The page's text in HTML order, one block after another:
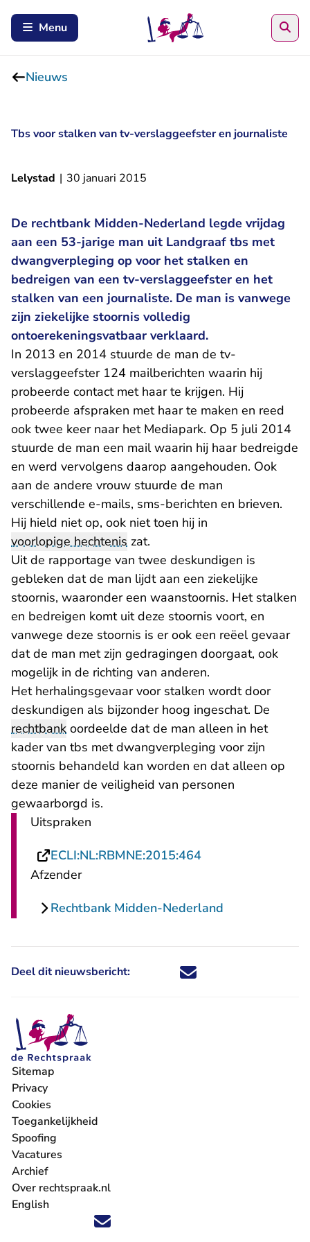
Menu
Nieuws
Tbs voor stalken van tv-verslaggeefster en journaliste
Lelystad | 30 januari 2015
De rechtbank Midden-Nederland legde vrijdag
aan een 53-jarige man uit Landgraaf tbs met
dwangverpleging op voor het stalken en
bedreigen van een tv-verslaggeefster en het
stalken van een journaliste. De man is vanwege
zijn ziekelijke stoornis volledig
ontoerekeningsvatbaar verklaard.
In 2013 en 2014 stuurde de man de tv-
verslaggeefster 124 mailberichten waarin hij
probeerde contact met haar te krijgen. Hij
probeerde afspraken met haar te maken en reed
ook twee keer naar het Mediapark. Op 5 juli 2014
stuurde de man een mail waarin hij haar bedreigde
en werd vervolgens daarop aangehouden. Ook
aan de andere vrouw stuurde de man
verschillende e-mails, sms-berichten en brieven.
Hij hield niet op, ook niet toen hij in
voorlopige hechtenis zat.
Uit de rapportage van twee deskundigen is
gebleken dat de man lijdt aan een ziekelijke
stoornis, waaronder een waanstoornis. Het stalken
en bedreigen komt uit deze stoornis voort, en
vanwege deze stoornis is er ook een reëel gevaar
dat de man met zijn gedragingen doorgaat, ook
mogelijk in de richting van anderen.
Het herhalingsgevaar voor stalken wordt door
deskundigen als bijzonder hoog ingeschat. De
rechtbank oordeelde dat de man alleen in het
kader van tbs met dwangverpleging voor zijn
stoornis behandeld kan worden en dat alleen op
deze manier de veiligheid van personen
gewaarborgd is.
Uitspraken
ECLI:NL:RBMNE:2015:464- U verlaat
Afzender
Rechtbank Midden-Nederland
Deel dit nieuwsbericht: Deel dit nieuwsbericht via X -
Deel dit nieuwsbericht via
Deel dit nieuwsbericht
Deel dit
Volg ons op X (Twitter) - U verlaat Rechtspraak.nl
Volg ons op Facebook - U verlaat Rechtspraak.nl
Volg ons op Instagram - U verlaat Rechtspraak.nl
Volg ons op Youtube - U verlaat Rechtspraak.nl
Volg ons op LinkedIn - U verlaat
'Blijf op de hoogte' nieuwsbrief - U verlaat
Sitemap
Privacy
Cookies
Toegankelijkheid
Spoofing
Vacatures
- U verlaat Rechtspraak.nl
Archief
Over rechtspraak.nl
English